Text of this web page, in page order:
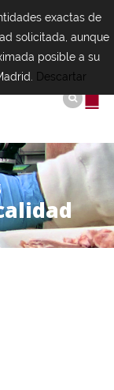
exactas de
solicitada, aunque
posible a su
Descartar